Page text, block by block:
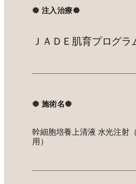
𖣔 注入治療𖣔
ＪＡＤＥ肌育プログラ
𖣔 施術名𖣔
幹細胞培養上清液 水光注射
用）